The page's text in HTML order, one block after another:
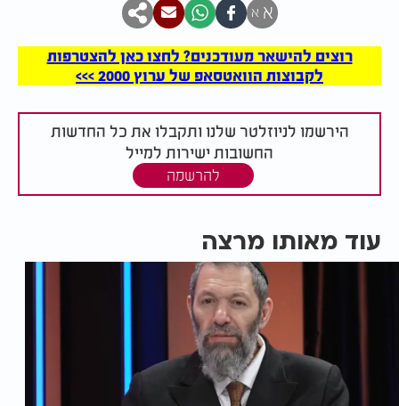
א א
רוצים להישאר מעודכנים? לחצו כאן להצטרפות
לקבוצות הוואטסאפ של ערוץ 2000 >>>
הירשמו לניוזלטר שלנו ותקבלו את כל החדשות
החשובות ישירות למייל
להרשמה
עוד מאותו מרצה